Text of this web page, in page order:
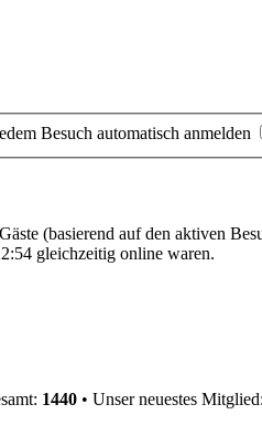
Besuch automatisch anmelden
(basierend auf den aktiven
gleichzeitig online waren.
1440 • Unser neuestes Mitglied: